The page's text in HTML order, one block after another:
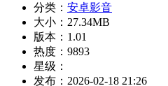
分类： 安卓影音
大小： 27.34MB
版本： 1.01
热度： 9893
星级：
发布： 2026-02-18 21:26